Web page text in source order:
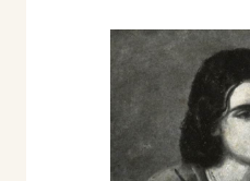
quel momento più i
quelli creativi. La sua
raffinata da toni,
essenzialità, e tende
elegiaci, che si